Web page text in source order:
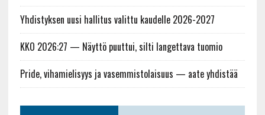
Yhdistyksen uusi hallitus valittu kaudelle 2026-2027
KKO 2026:27 — Näyttö puuttui, silti langettava tuomio
Pride, vihamielisyys ja vasemmistolaisuus — aate yhdistää